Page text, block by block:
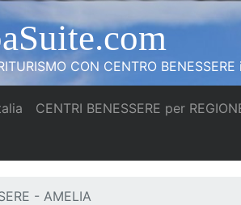
CON CENTRO
(current)
CENTRI BENESSERE per
- AMELIA